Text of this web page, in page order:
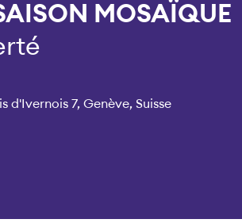
MOSAÏQUE
d'Ivernois 7, Genève, Suisse